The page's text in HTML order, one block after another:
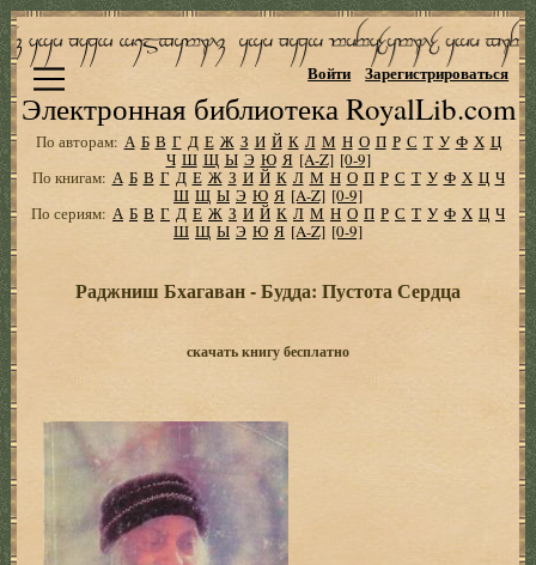
Электронная библиотека RoyalLib.com
Войти Зарегистрироваться
По авторам: А Б В Г Д Е Ж З И Й К Л М Н О П Р С Т У Ф Х Ц
Ч Ш Щ Ы Э Ю Я [A-Z] [0-9]
По книгам: А Б В Г Д Е Ж З И Й К Л М Н О П Р С Т У Ф Х Ц Ч
Ш Щ Ы Э Ю Я [A-Z] [0-9]
По сериям: А Б В Г Д Е Ж З И Й К Л М Н О П Р С Т У Ф Х Ц Ч
Ш Щ Ы Э Ю Я [A-Z] [0-9]
Раджниш Бхагаван - Будда: Пустота Сердца
скачать книгу бесплатно